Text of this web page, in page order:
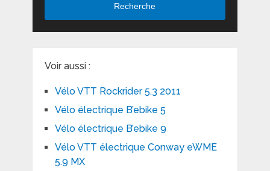
Recherche
Voir aussi :
Vélo VTT Rockrider 5.3 2011
Vélo électrique B’ebike 5
Vélo électrique B’ebike 9
Vélo VTT électrique Conway eWME
5.9 MX